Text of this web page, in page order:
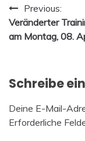
Previous:
Veränderter
am Montag, 08.
Schreibe
Deine E-Mail-
Erforderliche